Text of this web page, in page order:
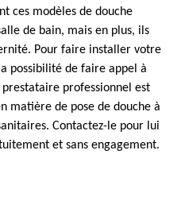
ces modèles de douche
de bain, mais en plus, ils
Pour faire installer votre
possibilité de faire appel à
prestataire professionnel est
matière de pose de douche à
Contactez-le pour lui
et sans engagement.